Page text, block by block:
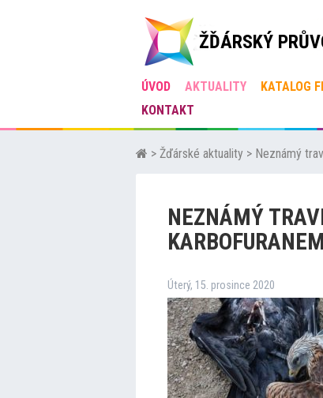
ŽĎÁRSKÝ
ÚVOD AKTUALITY KATALOG
KONTAKT
> Žďárské aktuality > Neznámý
NEZNÁMÝ
Úterý, 15. prosince 2020